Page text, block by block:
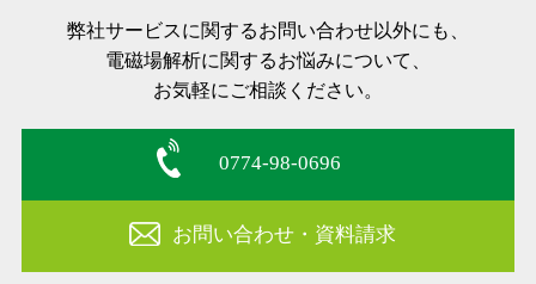
弊社サービスに関するお問い合わせ以外にも、
電磁場解析に関するお悩みについて、
お気軽にご相談ください。
0774-98-0696
お問い合わせ・資料請求